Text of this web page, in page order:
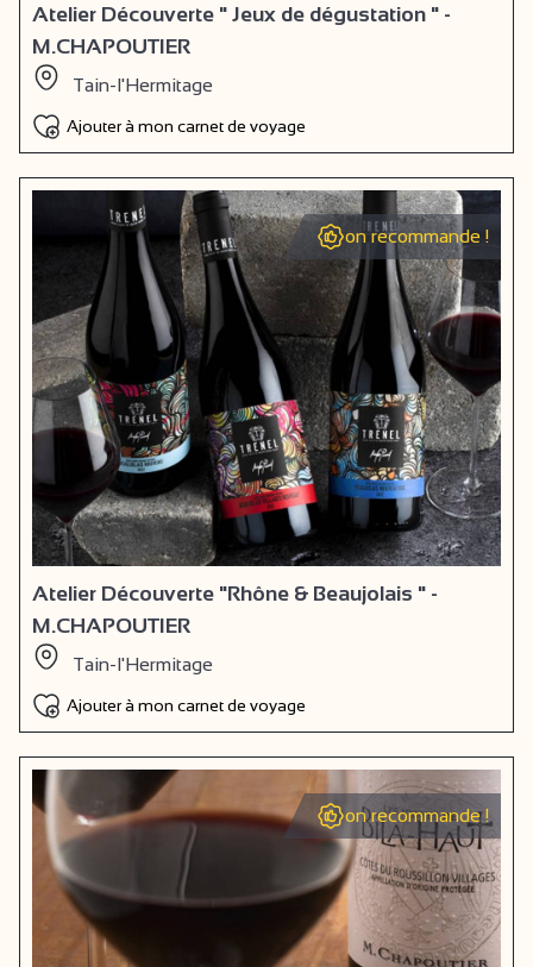
Atelier Découverte " Jeux de dégustation " -
M.CHAPOUTIER
Tain-l'Hermitage
Ajouter à mon carnet de voyage
on recommande !
Atelier Découverte "Rhône & Beaujolais " -
M.CHAPOUTIER
Tain-l'Hermitage
Ajouter à mon carnet de voyage
on recommande !